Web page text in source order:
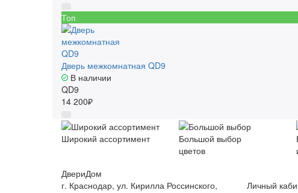
Топ
Дверь межкомнатная QD9
В наличии
QD9
14 200₽
Широкий ассортимент
Большой выбор
цветов
ДвериДом
г. Краснодар, ул. Кирилла Россинского,
Личный